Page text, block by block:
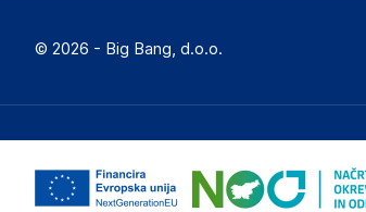
© 2026 - Big Bang, d.o.o.